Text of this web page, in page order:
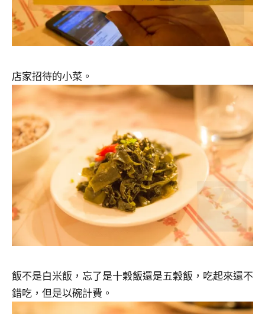
店家招待的小菜。
飯不是白米飯，忘了是十穀飯還是五穀飯，吃起來還不
錯吃，但是以碗計費。